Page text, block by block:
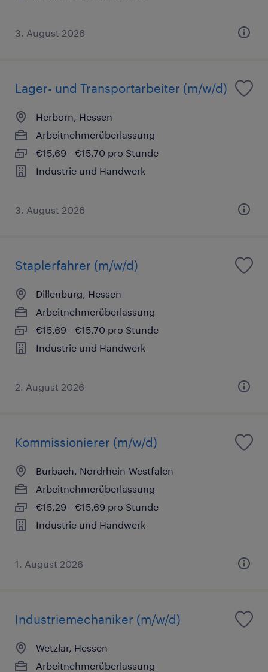
3. August 2026
Lager- und Transportarbeiter (m/w/d)
Herborn, Hessen
Arbeitnehmerüberlassung
€15,69 - €15,70 pro Stunde
Industrie und Handwerk
3. August 2026
Staplerfahrer (m/w/d)
Dillenburg, Hessen
Arbeitnehmerüberlassung
€15,69 - €15,70 pro Stunde
Industrie und Handwerk
2. August 2026
Kommissionierer (m/w/d)
Burbach, Nordrhein-Westfalen
Arbeitnehmerüberlassung
€15,29 - €15,69 pro Stunde
Industrie und Handwerk
1. August 2026
Industriemechaniker (m/w/d)
Wetzlar, Hessen
Arbeitnehmerüberlassung